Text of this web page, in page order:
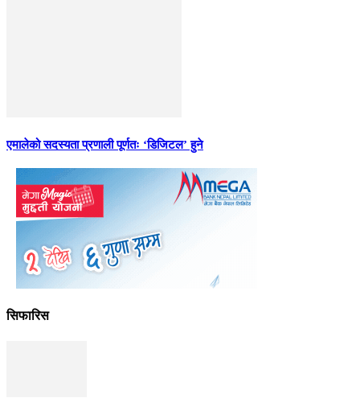
एमालेको सदस्यता प्रणाली पूर्णतः ‘डिजिटल’ हुने
सिफारिस